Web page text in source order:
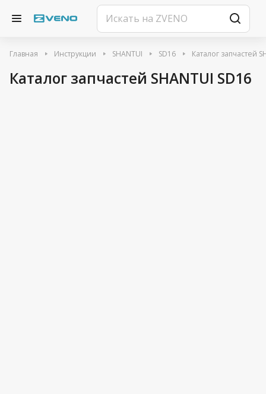
Главная Инструкции SHANTUI SD16 Каталог запчастей
Каталог запчастей SHANTUI SD16